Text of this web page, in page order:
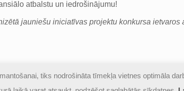
atbalstu un iedrošinājumu!
jauniešu iniciatīvas projektu konkursa
tiks nodrošināta tīmekļa vietnes optimāla